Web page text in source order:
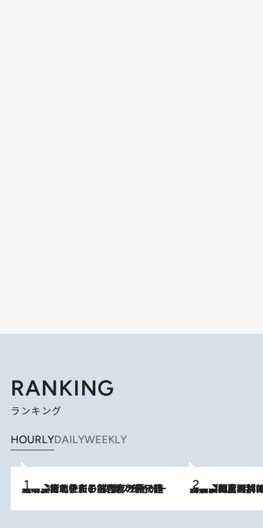
RANKING
ランキング
HOURLYDAILYWEEKLY
2026.8.3
《「文士の子ども被害者の会」発足！》阿川佐和子（72）が語る遠藤周作に北杜夫、劇作家・矢代静一の子どもたちの“文豪プライベート事件簿” 2026.8.8
「最後に見られてよかった」上野動物園の東園パンダ舎が解体前に特別公開。8月16日まで延長されたパネル展と共に辿る“半世紀”のパンダ飼育《解体工事の図面あり》